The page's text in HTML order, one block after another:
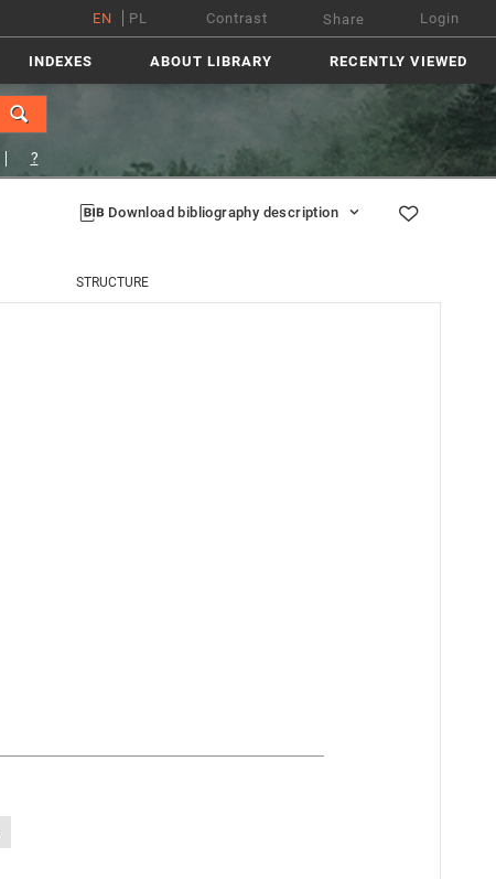
EN PL Contrast Share Login
INDEXES ABOUT LIBRARY RECENTLY VIEWED
?
Download bibliography description
STRUCTURE